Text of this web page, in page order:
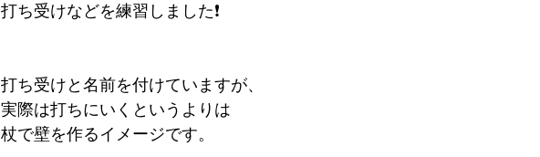
打ち受けなどを練習しました❗️
打ち受けと名前を付けていますが、
実際は打ちにいくというよりは
杖で壁を作るイメージです。